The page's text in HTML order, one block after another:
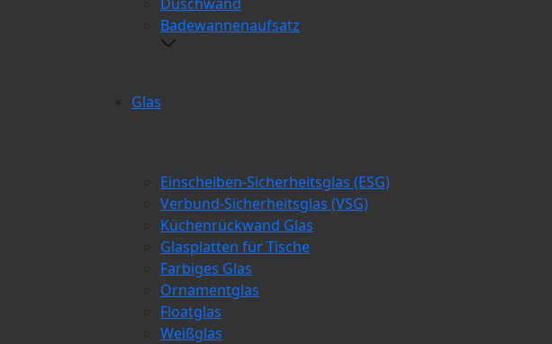
Badewannenaufsatz
Glas
Einscheiben-Sicherheitsglas (ESG)
Verbund-Sicherheitsglas (VSG)
Küchenrückwand Glas
Glasplatten für Tische
Farbiges Glas
Ornamentglas
Floatglas
Weißglas